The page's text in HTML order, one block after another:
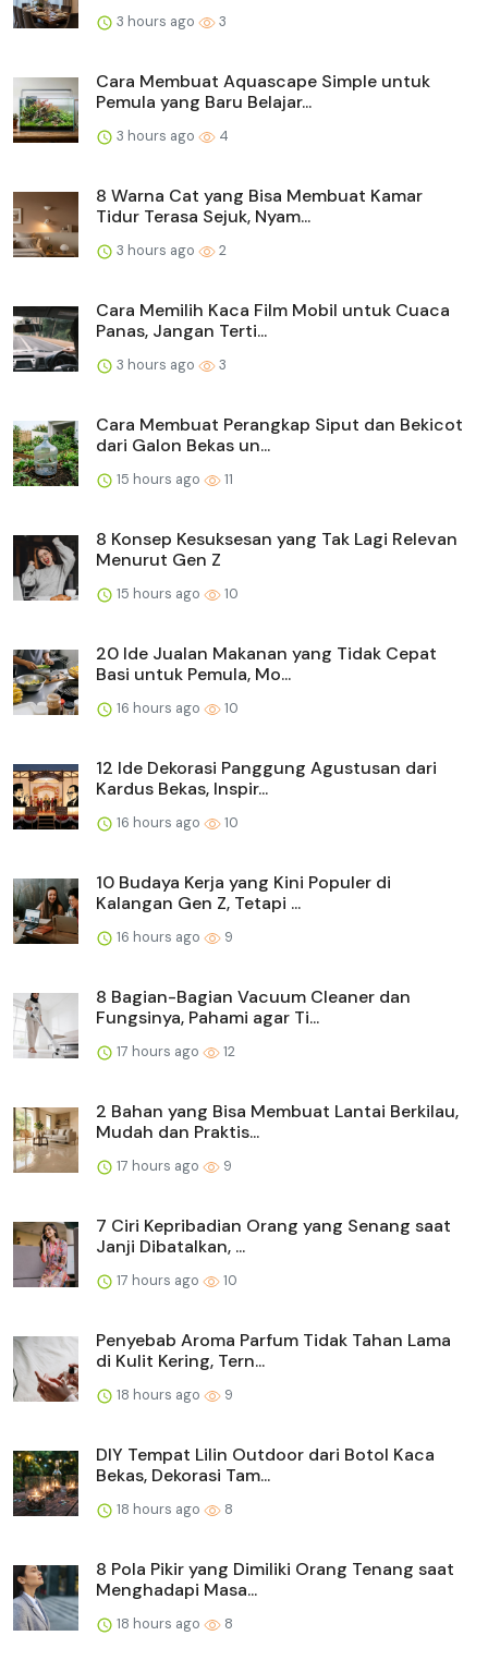
3 hours ago 3
Cara Membuat Aquascape Simple untuk
Pemula yang Baru Belajar...
3 hours ago 4
8 Warna Cat yang Bisa Membuat Kamar
Tidur Terasa Sejuk, Nyam...
3 hours ago 2
Cara Memilih Kaca Film Mobil untuk Cuaca
Panas, Jangan Terti...
3 hours ago 3
Cara Membuat Perangkap Siput dan Bekicot
dari Galon Bekas un...
15 hours ago 11
8 Konsep Kesuksesan yang Tak Lagi Relevan
Menurut Gen Z
15 hours ago 10
20 Ide Jualan Makanan yang Tidak Cepat
Basi untuk Pemula, Mo...
16 hours ago 10
12 Ide Dekorasi Panggung Agustusan dari
Kardus Bekas, Inspir...
16 hours ago 10
10 Budaya Kerja yang Kini Populer di
Kalangan Gen Z, Tetapi ...
16 hours ago 9
8 Bagian-Bagian Vacuum Cleaner dan
Fungsinya, Pahami agar Ti...
17 hours ago 12
2 Bahan yang Bisa Membuat Lantai Berkilau,
Mudah dan Praktis...
17 hours ago 9
7 Ciri Kepribadian Orang yang Senang saat
Janji Dibatalkan, ...
17 hours ago 10
Penyebab Aroma Parfum Tidak Tahan Lama
di Kulit Kering, Tern...
18 hours ago 9
DIY Tempat Lilin Outdoor dari Botol Kaca
Bekas, Dekorasi Tam...
18 hours ago 8
8 Pola Pikir yang Dimiliki Orang Tenang saat
Menghadapi Masa...
18 hours ago 8